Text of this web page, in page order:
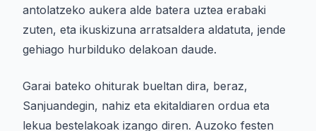
antolatzeko aukera alde batera uztea erabaki
zuten, eta ikuskizuna arratsaldera aldatuta, jende
gehiago hurbilduko delakoan daude.
Garai bateko ohiturak bueltan dira, beraz,
Sanjuandegin, nahiz eta ekitaldiaren ordua eta
lekua bestelakoak izango diren. Auzoko festen